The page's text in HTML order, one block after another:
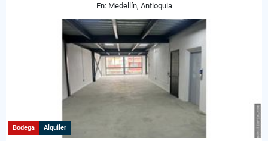
En: Medellín, Antioquia
Bodega Alquiler